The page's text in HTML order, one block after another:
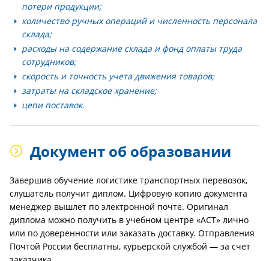
потери продукции;
количество ручных операций и численность персонала
склада;
расходы на содержание склада и фонд оплаты труда
сотрудников;
скорость и точность учета движения товаров;
затраты на складское хранение;
цепи поставок.
Документ об образовании
Завершив обучение логистике транспортных перевозок,
слушатель получит диплом. Цифровую копию документа
менеджер вышлет по электронной почте. Оригинал
диплома можно получить в учебном центре «АСТ» лично
или по доверенности или заказать доставку. Отправления
Почтой России бесплатны, курьерской службой — за счет